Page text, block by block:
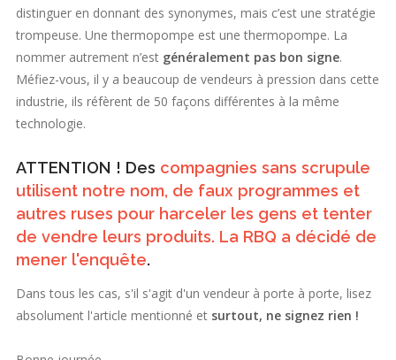
distinguer en donnant des synonymes, mais c’est une stratégie
trompeuse. Une thermopompe est une thermopompe. La
nommer autrement n’est généralement pas bon signe.
Méfiez-vous, il y a beaucoup de vendeurs à pression dans cette
industrie, ils réfèrent de 50 façons différentes à la même
technologie.
ATTENTION ! Des compagnies sans scrupule
utilisent notre nom, de faux programmes et
autres ruses pour harceler les gens et tenter
de vendre leurs produits. La RBQ a décidé de
mener l'enquête.
Dans tous les cas, s'il s'agit d'un vendeur à porte à porte, lisez
absolument l'article mentionné et surtout, ne signez rien !